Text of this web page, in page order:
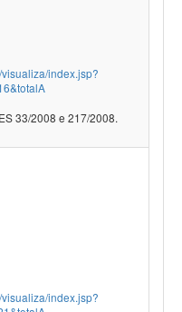
index.jsp?
33/2008 e 217/2008.
index.jsp?